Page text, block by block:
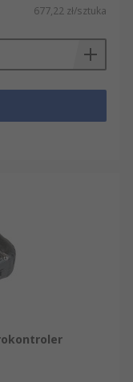
677,22 zł/sztuka